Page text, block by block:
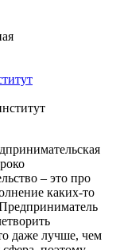
– это про
каких-то
даже лучше, чем